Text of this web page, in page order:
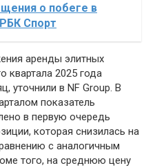
о побеге в
Спорт
аренды элитных
квартала 2025 года
уточнили в NF Group. В
показатель
в первую очередь
которая снизилась на
с аналогичным
того, на среднюю цену